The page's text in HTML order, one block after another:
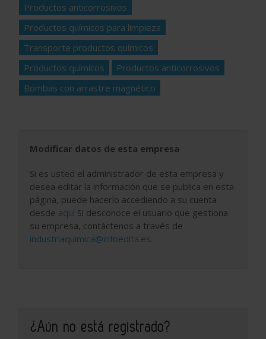
Productos anticorrosivos
Productos químicos para limpieza
Transporte productos químicos
Productos químicos
Productos anticorrosivos
Bombas con arrastre magnético
Modificar datos de esta empresa
Si es usted el administrador de esta empresa y
desea editar la información que se publica en esta
página, puede hacerlo accediendo a su cuenta
desde aquí Si desconoce el usuario que gestiona
su empresa, contáctenos a través de
industriaquimica@infoedita.es.
¿Aún no está registrado?